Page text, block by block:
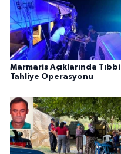
Marmaris Açıklarında Tıbbi
Tahliye Operasyonu